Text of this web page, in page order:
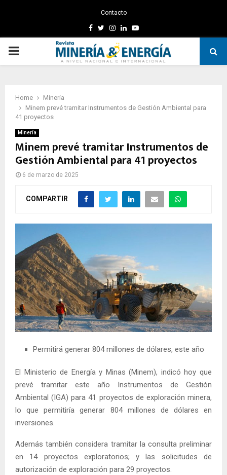
Contacto
Facebook
TwitterInstagram
LinkedinYoutube
PRIMARY
Home
Minería
Minem prevé tramitar Instrumentos de Gestión Ambiental para
41 proyectos
Minería
Minem prevé tramitar Instrumentos de
Gestión Ambiental para 41 proyectos
6 de marzo de 2025
COMPARTIR
Permitirá generar 804 millones de dólares, este año
El Ministerio de Energía y Minas (Minem), indicó hoy que
prevé tramitar este año Instrumentos de Gestión
Ambiental (IGA) para 41 proyectos de exploración minera,
lo que permitiría generar 804 millones de dólares en
inversiones.
Además también considera tramitar la consulta preliminar
en 14 proyectos exploratorios; y las solicitudes de
autorización de exploración para 29 proyectos.